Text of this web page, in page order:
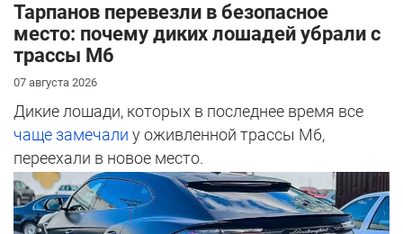
Тарпанов перевезли в безопасное
место: почему диких лошадей убрали с
трассы М6
07 августа 2026
Дикие лошади, которых в последнее время все
чаще замечали у оживленной трассы М6,
переехали в новое место.